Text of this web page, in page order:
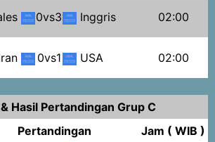
0vs3 Inggris 02:00
0vs1 USA 02:00
Hasil Pertandingan Grup C
Pertandingan
Jam ( WIB )